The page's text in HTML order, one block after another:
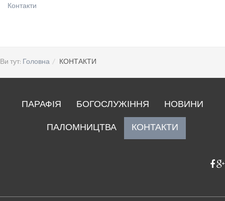
Контакти
Ви тут: Головна КОНТАКТИ
ПАРАФІЯ БОГОСЛУЖІННЯ
НОВИНИ
ПАЛОМНИЦТВА
КОНТАКТИ